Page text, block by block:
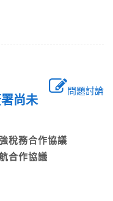
問題討論
尚未
稅務合作協議
合作協議